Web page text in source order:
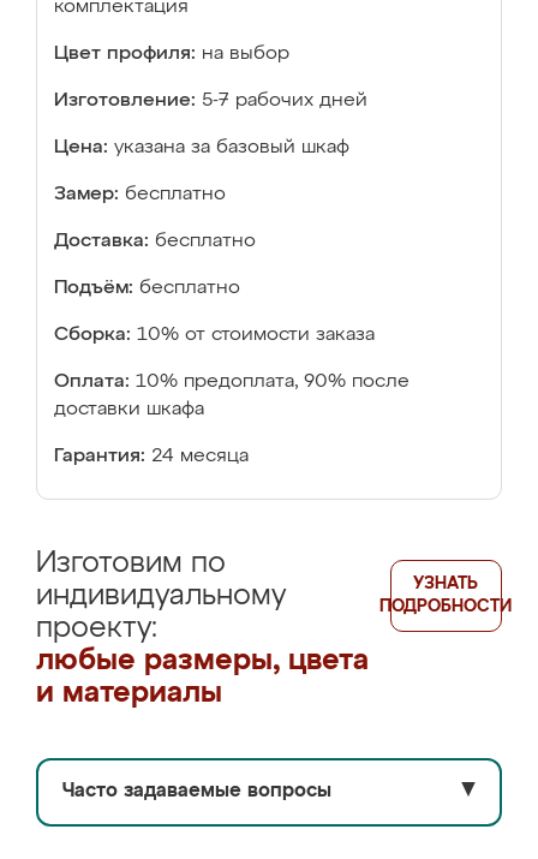
комплектация
Цвет профиля: на выбор
Изготовление: 5-7 рабочих дней
Цена: указана за базовый шкаф
Замер: бесплатно
Доставка: бесплатно
Подъём: бесплатно
Сборка: 10% от стоимости заказа
Оплата: 10% предоплата, 90% после
доставки шкафа
Гарантия: 24 месяца
Изготовим по
индивидуальному
проекту:
любые размеры, цвета
и материалы
УЗНАТЬ
ПОДРОБНОСТИ
Часто задаваемые вопросы ▼